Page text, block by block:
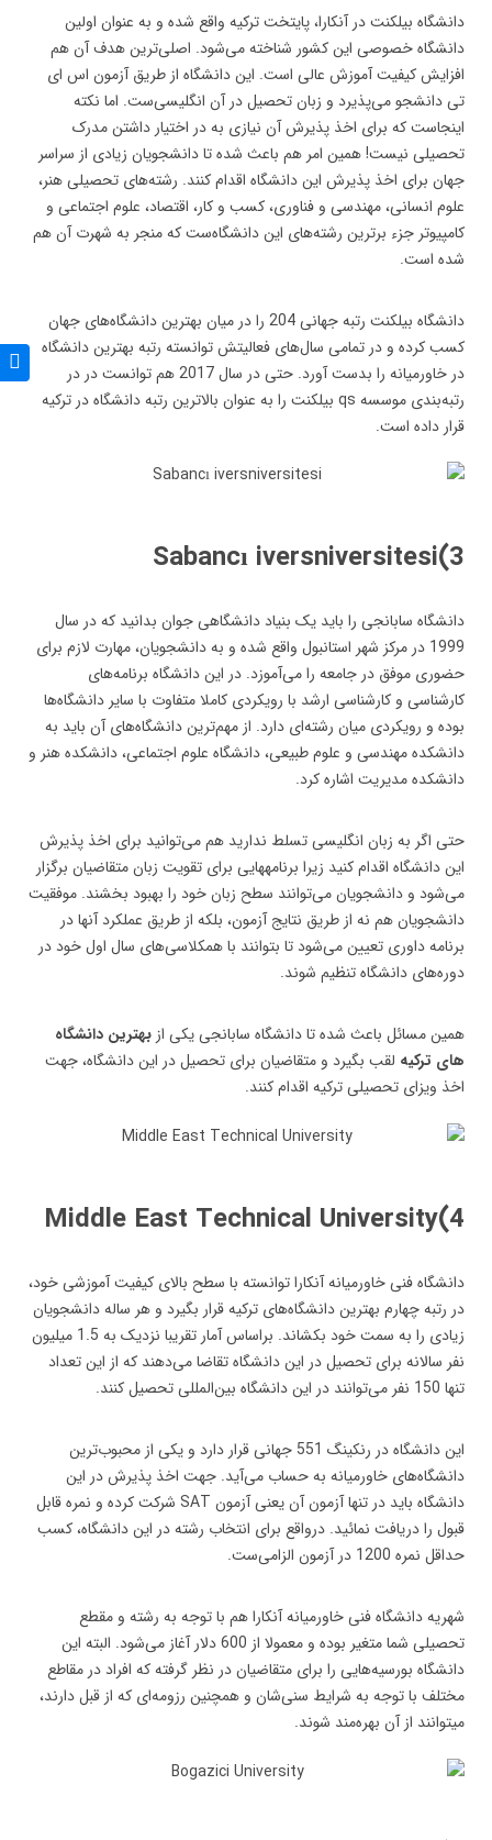
دانشگاه بیلکنت در آنکارا، پایتخت ترکیه واقع شده و به عنوان اولین
دانشگاه خصوصی این کشور شناخته می‌شود. اصلی‎‌ترین هدف آن هم
افزایش کیفیت آموزش عالی است. این دانشگاه از طریق آزمون اس ای
تی دانشجو می‌پذیرد و زبان تحصیل در آن انگلیسی‌ست. اما نکته
اینجاست که برای اخذ پذیرش آن نیازی به در اختیار داشتن مدرک
تحصیلی نیست! همین امر هم باعث شده تا دانشجویان زیادی از سراسر
جهان برای اخذ پذیرش این دانشگاه اقدام کنند. رشته‎‌های تحصیلی هنر،
علوم انسانی، مهندسی و فناوری، کسب و کار، اقتصاد، علوم اجتماعی و
کامپیوتر جزء برترین رشته‌های این دانشگاه‌ست که منجر به شهرت آن هم
شده است.
دانشگاه بیلکنت رتبه جهانی 204 را در میان بهترین دانشگاه‌های جهان
کسب کرده و در تمامی سال‌های فعالیتش توانسته رتبه بهترین دانشگاه
در خاورمیانه را بدست آورد. حتی در سال 2017 هم توانست در در
رتبه‌بندی موسسه qs بیلکنت را به عنوان بالاترین رتبه دانشگاه در ترکیه
قرار داده است.
3)Sabancı iversniversitesi
دانشگاه سابانجی را باید یک بنیاد دانشگاهی جوان بدانید که در سال
1999 در مرکز شهر استانبول واقع شده و به دانشجویان، مهارت لازم برای
حضوری موفق در جامعه را می‌آموزد. در این دانشگاه برنامه‌های
کارشناسی و کارشناسی ارشد با رویکردی کاملا متفاوت با سایر دانشگاه‌ها
بوده و رویکردی میان رشته‌ای دارد. از مهم‌ترین دانشگاه‌های آن باید به
دانشکده مهندسی و علوم طبیعی، دانشگاه علوم اجتماعی، دانشکده هنر و
دانشکده مدیریت اشاره کرد.
حتی اگر به زبان انگلیسی تسلط ندارید هم می‌توانید برای اخذ پذیرش
این دانشگاه اقدام کنید زیرا برنامه‎هایی برای تقویت زبان متقاضیان برگزار
می‌شود و دانشجویان می‌توانند سطح زبان خود را بهبود بخشند. موفقیت
دانشجویان هم نه از طریق نتایج آزمون، بلکه از طریق عملکرد آنها در
برنامه داوری تعیین می‌شود تا بتوانند با همکلاسی‌های سال اول خود در
دوره‌های دانشگاه تنظیم شوند.
همین مسائل باعث شده تا دانشگاه سابانجی یکی ازبهترین دانشگاه‌
های ترکیه لقب بگیرد و متقاضیان برای تحصیل در این دانشگاه، جهت
اخذ ویزای تحصیلی ترکیه اقدام کنند.
4)Middle East Technical University
دانشگاه فنی خاورمیانه آنکارا توانسته با سطح بالای کیفیت آموزشی خود،
در رتبه چهارم بهترین دانشگاه‌های ترکیه قرار بگیرد و هر ساله دانشجویان
زیادی را به سمت خود بکشاند. براساس آمار تقریبا نزدیک به 1.5 میلیون
نفر سالانه برای تحصیل در این دانشگاه تقاضا می‌دهند که از این تعداد
تنها 150 نفر می‌توانند در این دانشگاه بین‌المللی تحصیل کنند.
این دانشگاه در رنکینگ 551 جهانی قرار دارد و یکی از محبوب‌ترین
دانشگاه‌های خاورمیانه به حساب می‌آید. جهت اخذ پذیرش در این
دانشگاه باید در تنها آزمون آن یعنی آزمون SAT شرکت کرده و نمره قابل
قبول را دریافت نمائید. درواقع برای انتخاب رشته در این دانشگاه، کسب
حداقل نمره 1200 در آزمون الزامی‌ست.
شهریه دانشگاه فنی خاورمیانه آنکارا هم با توجه به رشته و مقطع
تحصیلی شما متغیر بوده و معمولا از 600 دلار آغاز می‌شود. البته این
دانشگاه بورسیه‌هایی را برای متقاضیان در نظر گرفته که افراد در مقاطع
مختلف با توجه به شرایط سنی‌شان و همچنین رزومه‌ای که از قبل دارند،
میتوانند از آن بهره‌مند شوند.